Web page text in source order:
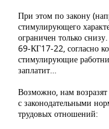
При этом по закону
стимулирующего
ограничен только
69-КГ17-22, согласно
стимулирующие
заплатит…
Возможно, нам
с законодательными
трудовых отношений: